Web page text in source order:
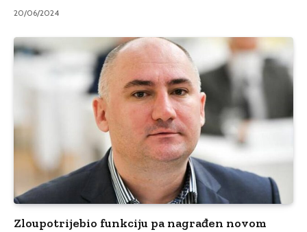
20/06/2024
Zloupotrijebio funkciju pa nagrađen novom